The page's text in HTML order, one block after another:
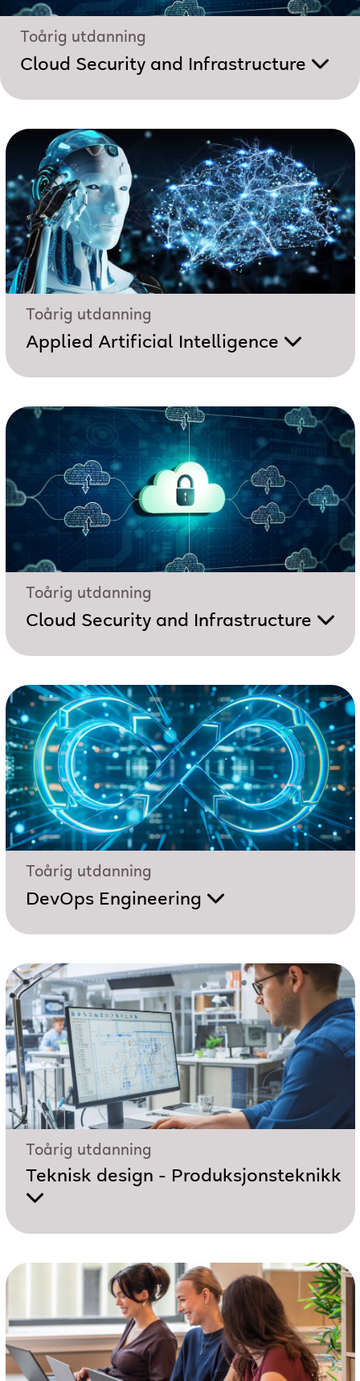
Toårig utdanning
Cloud Security and Infrastructure
Toårig utdanning
Applied Artificial Intelligence
Toårig utdanning
Cloud Security and Infrastructure
Toårig utdanning
DevOps Engineering
Toårig utdanning
Teknisk design - Produksjonsteknikk